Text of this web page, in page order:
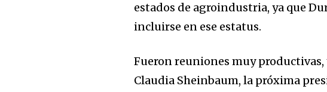
estados de agroindustria, ya que
incluirse en ese estatus.
Fueron reuniones muy
Claudia Sheinbaum, la próxima